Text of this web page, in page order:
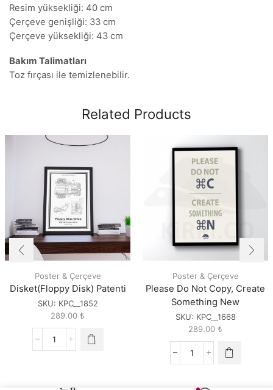
Resim yüksekliği: 40 cm
Çerçeve genişliği: 33 cm
Çerçeve yüksekliği: 43 cm
Bakım Talimatları
Toz fırçası ile temizlenebilir.
Related Products
Poster & Çerçeve
Disket(Floppy Disk) Patenti
SKU: KPC__1852
289.00 ₺
Disket(Floppy
Poster & Çerçeve
Please Do Not Copy, Create
Something New
SKU: KPC__1668
289.00 ₺
Please